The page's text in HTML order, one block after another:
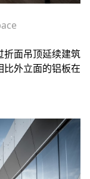
折面吊顶延续建筑
外立面的铝板在